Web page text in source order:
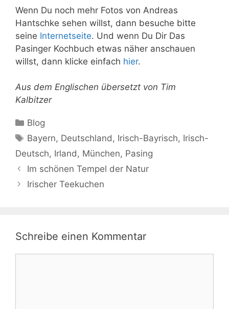
Wenn Du noch mehr Fotos von Andreas
Hantschke sehen willst, dann besuche bitte
seine Internetseite. Und wenn Du Dir Das
Pasinger Kochbuch etwas näher anschauen
willst, dann klicke einfach hier.
Aus dem Englischen übersetzt von Tim
Kalbitzer
Kategorien
Blog
Schlagwörter
Bayern, Deutschland, Irisch-Bayrisch, Irisch-
Deutsch, Irland, München, Pasing
Im schönen Tempel der Natur
Irischer Teekuchen
Schreibe einen Kommentar